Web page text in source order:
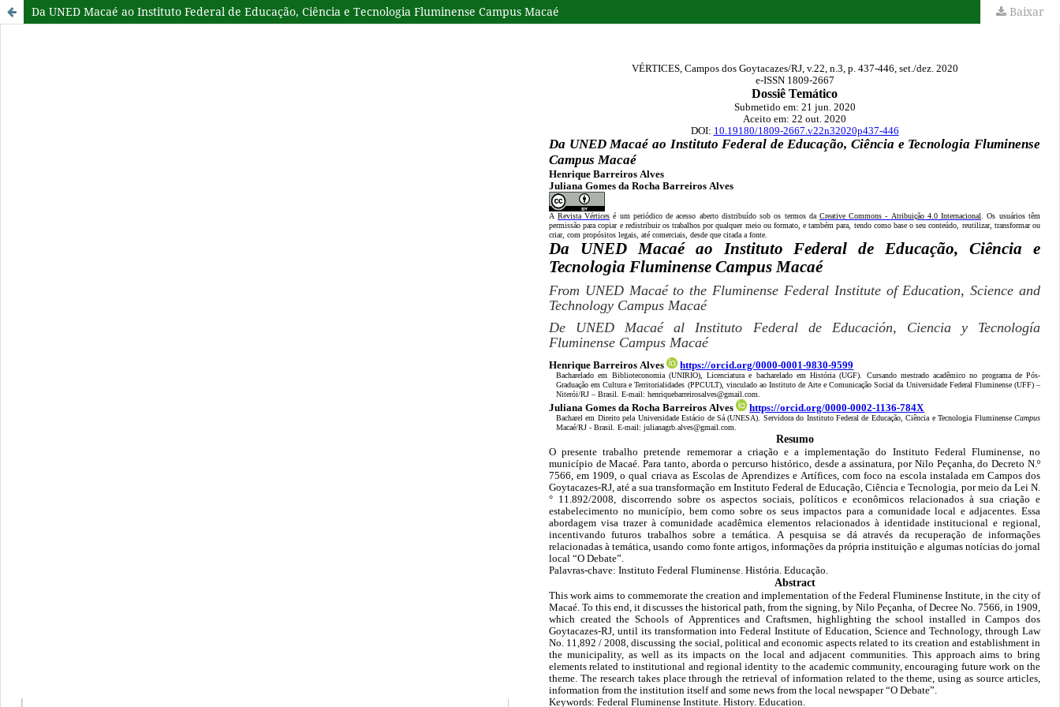
Da UNED Macaé ao Instituto Federal de Educação, Ciência e Tecnologia Fluminense Campus Macaé Baixar